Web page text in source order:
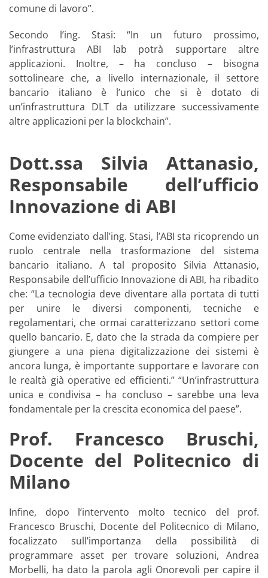
comune di lavoro”.
Secondo l’ing. Stasi: “In un futuro prossimo,
l’infrastruttura ABI lab potrà supportare altre
applicazioni. Inoltre, – ha concluso – bisogna
sottolineare che, a livello internazionale, il settore
bancario italiano è l’unico che si è dotato di
un’infrastruttura DLT da utilizzare successivamente
altre applicazioni per la blockchain”.
Dott.ssa Silvia Attanasio,
Responsabile dell’ufficio
Innovazione di ABI
Come evidenziato dall’ing. Stasi, l’ABI sta ricoprendo un
ruolo centrale nella trasformazione del sistema
bancario italiano. A tal proposito Silvia Attanasio,
Responsabile dell’ufficio Innovazione di ABI, ha ribadito
che: “La tecnologia deve diventare alla portata di tutti
per unire le diversi componenti, tecniche e
regolamentari, che ormai caratterizzano settori come
quello bancario. E, dato che la strada da compiere per
giungere a una piena digitalizzazione dei sistemi è
ancora lunga, è importante supportare e lavorare con
le realtà già operative ed efficienti.” “Un’infrastruttura
unica e condivisa – ha concluso – sarebbe una leva
fondamentale per la crescita economica del paese”.
Prof. Francesco Bruschi,
Docente del Politecnico di
Milano
Infine, dopo l’intervento molto tecnico del prof.
Francesco Bruschi, Docente del Politecnico di Milano,
focalizzato sull’importanza della possibilità di
programmare asset per trovare soluzioni, Andrea
Morbelli, ha dato la parola agli Onorevoli per capire il